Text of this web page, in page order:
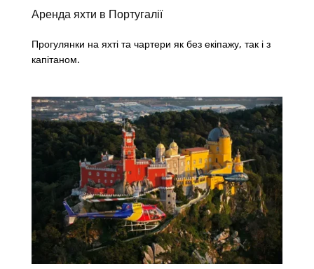
Аренда яхти в Португалії
Прогулянки на яхті та чартери як без екіпажу, так і з
капітаном.